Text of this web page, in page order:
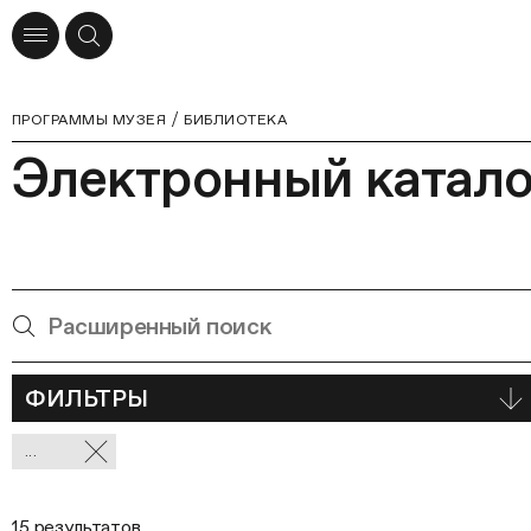
ПРОГРАММЫ МУЗЕЯ БИБЛИОТЕКА
Электронный
ФИЛЬТРЫ
Отмеченные
фильтры